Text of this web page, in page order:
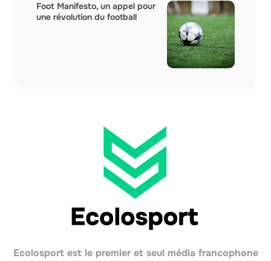
Foot Manifesto, un appel pour
une révolution du football
Ecolosport est le premier et seul média francophone